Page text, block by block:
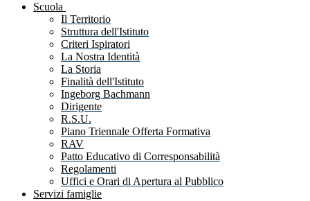
Scuola
Il Territorio
Struttura dell'Istituto
Criteri Ispiratori
La Nostra Identità
La Storia
Finalità dell'Istituto
Ingeborg Bachmann
Dirigente
R.S.U.
Piano Triennale Offerta Formativa
RAV
Patto Educativo di Corresponsabilità
Regolamenti
Uffici e Orari di Apertura al Pubblico
Servizi famiglie